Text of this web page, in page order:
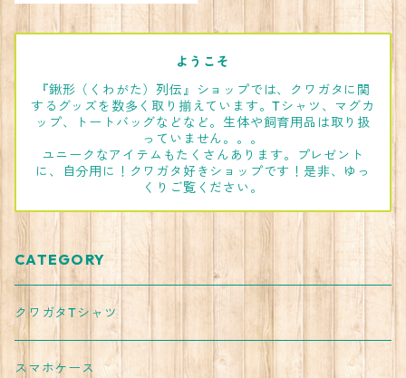
ようこそ
『鍬形（くわがた）列伝』ショップでは、クワガタに関
するグッズを数多く取り揃えています。Tシャツ、マグカ
ップ、トートバッグなどなど。生体や飼育用品は取り扱
っていません。。。
ユニークなアイテムもたくさんあります。プレゼント
に、自分用に！クワガタ好きショップです！是非、ゆっ
くりご覧ください。
CATEGORY
クワガタTシャツ
スマホケース